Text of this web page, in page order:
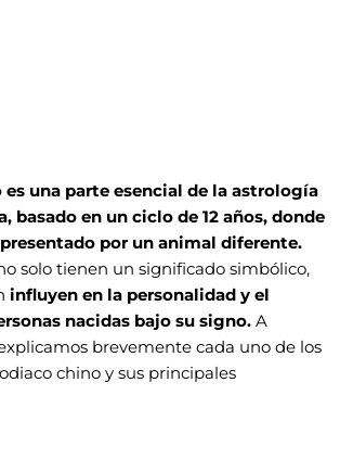
es una parte esencial de la astrología
basado en un ciclo de 12 años, donde
por un animal diferente.
solo tienen un significado simbólico,
influyen en la personalidad y el
nacidas bajo su signo. A
brevemente cada uno de los
chino y sus principales